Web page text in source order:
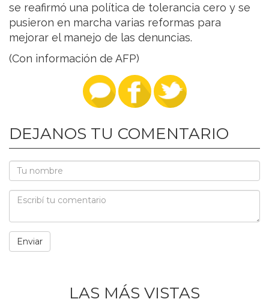
se reafirmó una política de tolerancia cero y se
pusieron en marcha varias reformas para
mejorar el manejo de las denuncias.
(Con información de AFP)
DEJANOS TU COMENTARIO
LAS MÁS VISTAS